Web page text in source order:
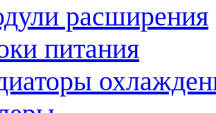
расширения
питания